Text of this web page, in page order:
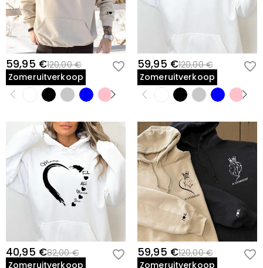
59,95 €120,00 €
Zomeruitverkoop
59,95 €120,00 €
Zomeruitverkoop
40,95 €82,00 €
Zomeruitverkoop
59,95 €120,00 €
Zomeruitverkoop